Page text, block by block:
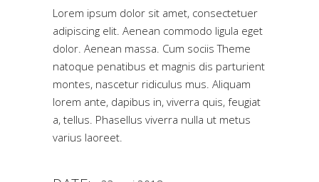
Lorem ipsum dolor sit amet, consectetuer
adipiscing elit. Aenean commodo ligula eget
dolor. Aenean massa. Cum sociis Theme
natoque penatibus et magnis dis parturient
montes, nascetur ridiculus mus. Aliquam
lorem ante, dapibus in, viverra quis, feugiat
a, tellus. Phasellus viverra nulla ut metus
varius laoreet.